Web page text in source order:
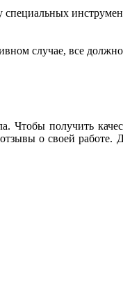
специальных
случае, все
Чтобы получить
о своей работе.